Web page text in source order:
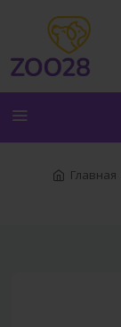
Главная